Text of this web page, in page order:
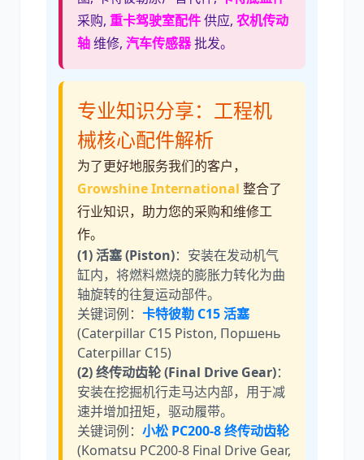
采购, 重卡驾驶室配件供应, 农机传动
轴维修, 汽车传感器批发。
专业知识分享：工程机
械核心配件解析
为了更好地服务我们的客户，
Growshine International 整合了
行业知识，助力您的采购和维修工
作。
(1) 活塞 (Piston)：安装在发动机气
缸内，将燃料燃烧的膨胀力转化为曲
轴旋转的往复运动部件。
关键词例： 卡特彼勒 C15 活塞
(Caterpillar C15 Piston, Поршень
Caterpillar C15)
(2) 终传动齿轮 (Final Drive Gear)：
安装在挖掘机行走马达内部，用于减
速并增加扭矩，驱动履带。
关键词例： 小松 PC200-8 终传动齿轮
(Komatsu PC200-8 Final Drive Gear,